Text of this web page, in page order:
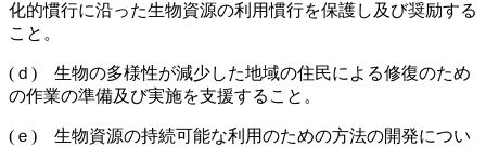
化的慣行に沿った生物資源の利用慣行を保護し及び奨励する
こと。
(ｄ) 生物の多様性が減少した地域の住民による修復のため
の作業の準備及び実施を支援すること。
(ｅ) 生物資源の持続可能な利用のための方法の開発につい